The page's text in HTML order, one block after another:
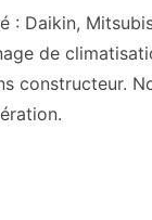
: Daikin,
de
constructeur.